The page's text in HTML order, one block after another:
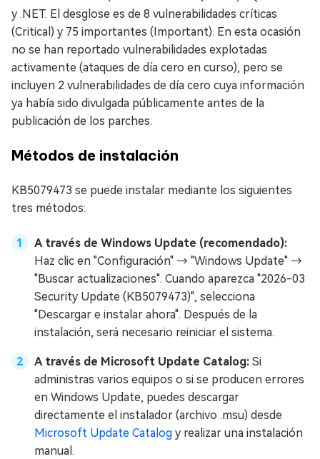
y .NET. El desglose es de 8 vulnerabilidades críticas
(Critical) y 75 importantes (Important). En esta ocasión
no se han reportado vulnerabilidades explotadas
activamente (ataques de día cero en curso), pero se
incluyen 2 vulnerabilidades de día cero cuya información
ya había sido divulgada públicamente antes de la
publicación de los parches.
Métodos de instalación
KB5079473 se puede instalar mediante los siguientes
tres métodos:
A través de Windows Update (recomendado):
Haz clic en "Configuración" → "Windows Update" →
"Buscar actualizaciones". Cuando aparezca "2026-03
Security Update (KB5079473)", selecciona
"Descargar e instalar ahora". Después de la
instalación, será necesario reiniciar el sistema.
A través de Microsoft Update Catalog: Si
administras varios equipos o si se producen errores
en Windows Update, puedes descargar
directamente el instalador (archivo .msu) desde
Microsoft Update Catalog y realizar una instalación
manual.